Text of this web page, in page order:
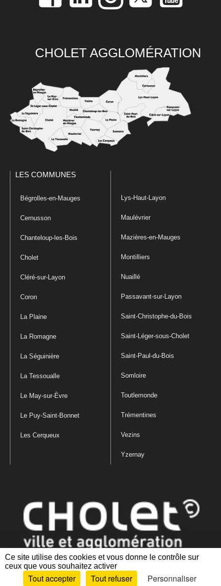
Ce site utilise des cookies et vous donne le contrôle sur
ceux que vous souhaitez activer
Tout accepter Tout refuser Personnaliser
CHOLET AGGLOMÉRATION
LES COMMUNES
Bégrolles-en-Mauges
Cernusson
Chanteloup-les-Bois
Cholet
Cléré-sur-Layon
Coron
La Plaine
La Romagne
La Séguinière
La Tessoualle
Le May-sur-Èvre
Le Puy-Saint-Bonnet
Les Cerqueux
Lys-Haut-Layon
Maulévrier
Mazières-en-Mauges
Montilliers
Nuaillé
Passavant-sur-Layon
Saint-Christophe-du-Bois
Saint-Léger-sous-Cholet
Saint-Paul-du-Bois
Somloire
Toutlemonde
Trémentines
Vezins
Yzernay
Mentions légales|Politique de confidentialité
des cookies |Plan du site Accessibilité : partiellement conforme